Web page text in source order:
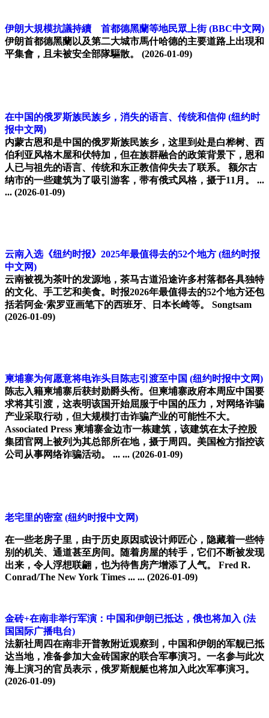
伊朗大規模抗議持續 首都德黑蘭等地民眾上街 (BBC中文网)
伊朗首都德黑蘭以及第二大城市馬什哈德的主要道路上出現和
平集會，且未被安全部隊驅散。
(2026-01-09)
在中国的俄罗斯族民族乡，消失的语言、传统和信仰 (纽约时
报中文网)
内蒙古恩和是中国的俄罗斯族民族乡，这里到处是白桦树、西
伯利亚风格木屋和伏特加，但在族群融合的政策背景下，恩和
人已与祖先的语言、传统和东正教信仰失去了联系。 额尔古
纳市的一些建筑为了吸引游客，带有俄式风格，摄于11月。 ...
... (2026-01-09)
云南入选《纽约时报》2025年最值得去的52个地方 (纽约时报
中文网)
云南被视为茶叶的发源地，茶马古道沿途许多村落都各具独特
的文化、手工艺和美食。时报2026年最值得去的52个地方还包
括若阿金·索罗亚画笔下的西班牙、日本长崎等。 Songtsam
(2026-01-09)
柬埔寨为何愿意将电诈头目陈志引渡至中国 (纽约时报中文网)
陈志入籍柬埔寨后获封勋爵头衔。但柬埔寨政府本周应中国要
求将其引渡，这表明该国开始屈服于中国的压力，对网络诈骗
产业采取行动，但大规模打击诈骗产业的可能性不大。
Associated Press 柬埔寨金边市一栋建筑，该建筑在太子控股
集团官网上被列为其总部所在地，摄于周四。美国检方指控该
公司从事网络诈骗活动。 ... ... (2026-01-09)
老宅里的密室 (纽约时报中文网)
在一些老房子里，由于历史原因或设计师匠心，隐藏着一些特
别的机关、通道甚至房间。随着房屋的转手，它们不断被发现
出来，令人浮想联翩，也为待售房产增添了人气。 Fred R.
Conrad/The New York Times ... ... (2026-01-09)
金砖+在南非举行军演：中国和伊朗已抵达，俄也将加入 (法
国国际广播电台)
法新社周四在南非开普敦附近观察到，中国和伊朗的军舰已抵
达当地，准备参加大金砖国家的联合军事演习。一名参与此次
海上演习的官员表示，俄罗斯舰艇也将加入此次军事演习。
(2026-01-09)